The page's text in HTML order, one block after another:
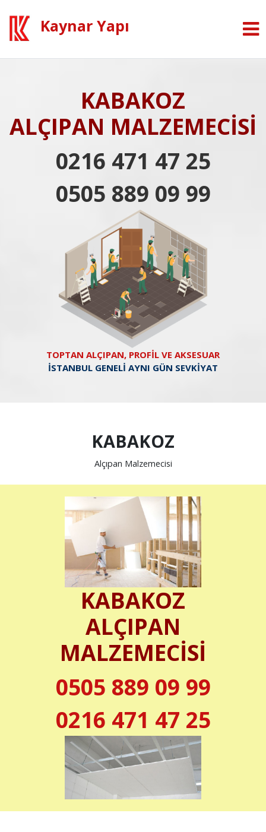
Kaynar Yapı
KABAKOZ
ALÇIPAN MALZEMECİSİ
0216 471 47 25
0505 889 09 99
TOPTAN ALÇIPAN, PROFİL VE AKSESUAR
İSTANBUL GENELİ AYNI GÜN SEVKİYAT
KABAKOZ
Alçıpan Malzemecisi
KABAKOZ
ALÇIPAN
MALZEMECİSİ
0505 889 09 99
0216 471 47 25